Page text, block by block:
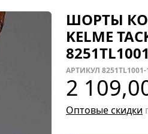
ШОРТЫ
KELME
АРТИКУЛ 8251TL1001-
2
Оптовые скидки